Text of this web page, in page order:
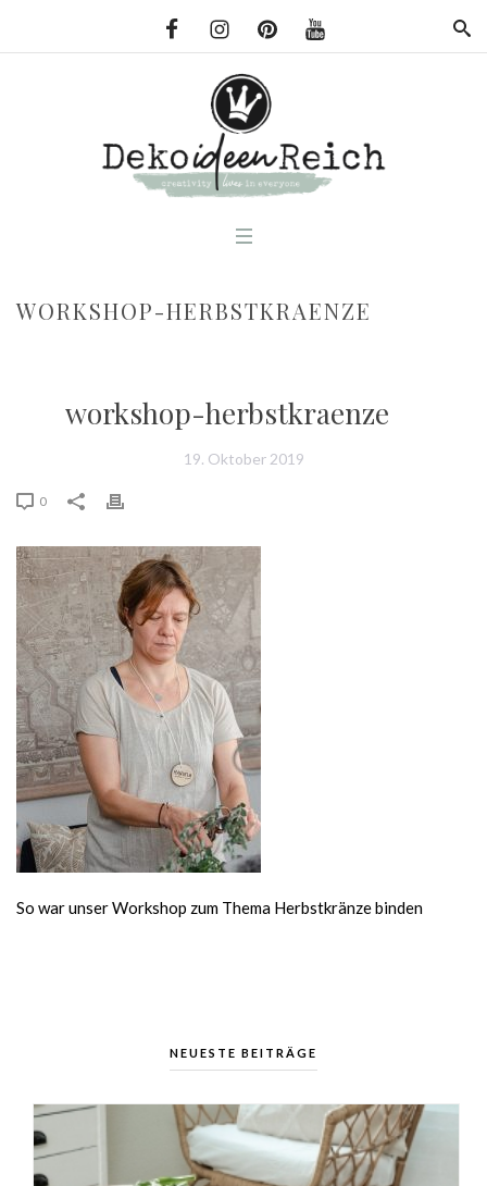
WORKSHOP-HERBSTKRAENZE
workshop-herbstkraenze
19. Oktober 2019
0
So war unser Workshop zum Thema Herbstkränze binden
NEUESTE BEITRÄGE